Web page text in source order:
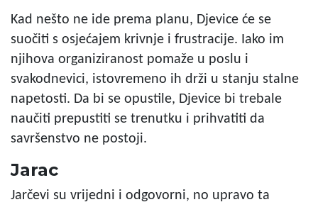
Kad nešto ne ide prema planu, Djevice će se
suočiti s osjećajem krivnje i frustracije. Iako im
njihova organiziranost pomaže u poslu i
svakodnevici, istovremeno ih drži u stanju stalne
napetosti. Da bi se opustile, Djevice bi trebale
naučiti prepustiti se trenutku i prihvatiti da
savršenstvo ne postoji.
Jarac
Jarčevi su vrijedni i odgovorni, no upravo ta